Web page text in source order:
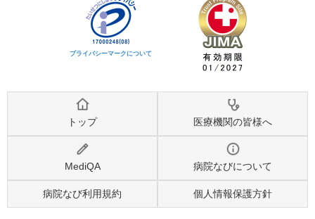
プライバシーマークについて
トップ 医療機関の皆様へ
MediQA 病院なびについて
病院なび利用規約 個人情報保護方針